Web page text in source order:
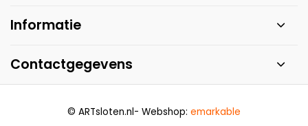
Informatie
Contactgegevens
© ARTsloten.nl- Webshop: emarkable